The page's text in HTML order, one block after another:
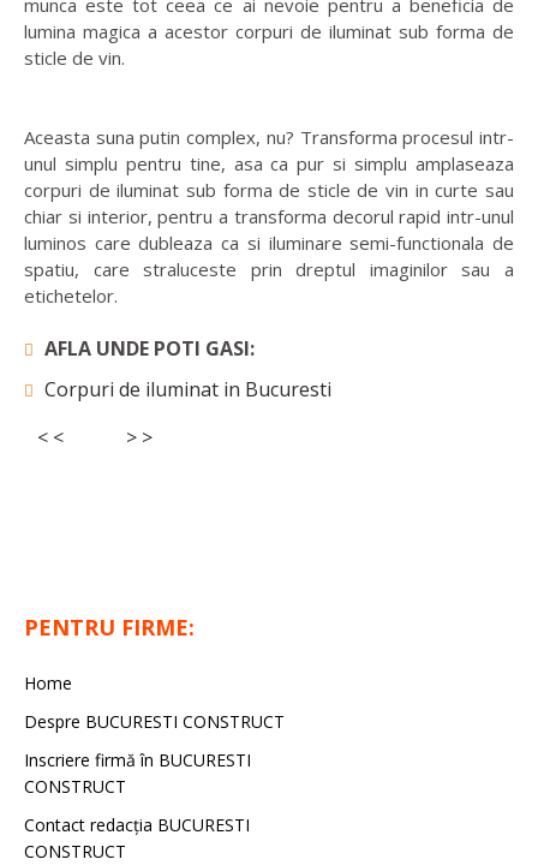
munca este tot ceea ce ai nevoie pentru a beneficia de
lumina magica a acestor corpuri de iluminat sub forma de
sticle de vin.
Aceasta suna putin complex, nu? Transforma procesul intr-
unul simplu pentru tine, asa ca pur si simplu amplaseaza
corpuri de iluminat sub forma de sticle de vin in curte sau
chiar si interior, pentru a transforma decorul rapid intr-unul
luminos care dubleaza ca si iluminare semi-functionala de
spatiu, care straluceste prin dreptul imaginilor sau a
etichetelor.
AFLA UNDE POTI GASI:
Corpuri de iluminat in Bucuresti
< <
> >
PENTRU FIRME:
Home
Despre BUCURESTI CONSTRUCT
Inscriere firmă în BUCURESTI
CONSTRUCT
Contact redacţia BUCURESTI
CONSTRUCT